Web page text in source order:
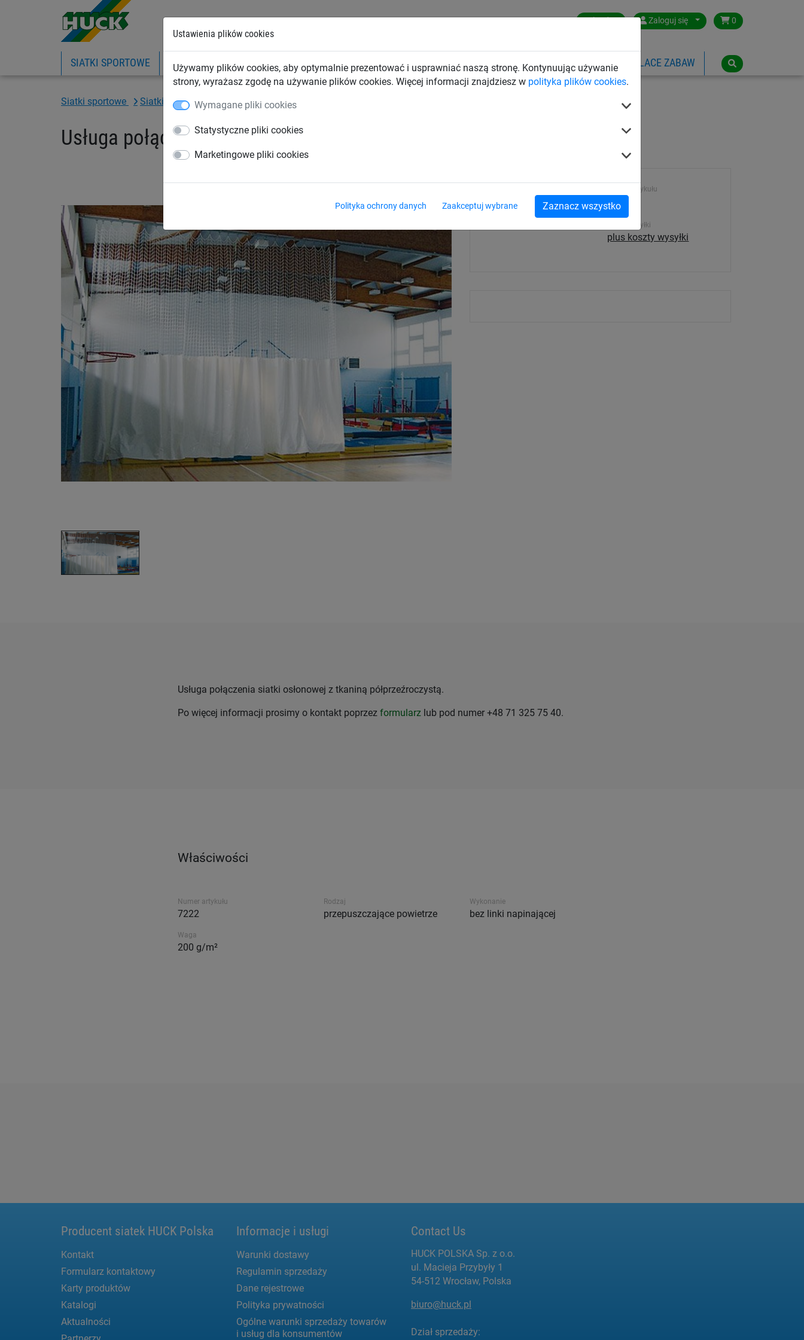
Ustawienia plików cookies
Używamy plików cookies, aby optymalnie prezentować i usprawniać naszą stronę. Kontynuując używanie
strony, wyrażasz zgodę na używanie plików cookies. Więcej informacji znajdziesz w polityka plików cookies.
Wymagane pliki cookies
Statystyczne pliki cookies
Marketingowe pliki cookies
Polityka ochrony danych Zaakceptuj wybrane Zaznacz wszystko
Poland Zaloguj się 0
SIATKI SPORTOWE PIŁKOCHWYTY SIATKI PRZEMYSŁOWE SIATKI BUDOWLANE SIATKI TRANSPORTOWE LINOWE PLACE ZABAW
Siatki sportowe Siatki osłonowe i grodzące Kotary grodzące na sale gimnastyczne
Usługa połączenia siatki osłonowej z tkaniną półprzeźroczystą.
200 g/m²
Numer artykułu
7222
Koszt wysyłki
plus koszty wysyłki
Usługa połączenia siatki osłonowej z tkaniną półprzeźroczystą.
Po więcej informacji prosimy o kontakt poprzez formularz lub pod numer +48 71 325 75 40.
Właściwości
Numer artykułu
7222
Rodzaj
przepuszczające powietrze
Wykonanie
bez linki napinającej
Waga
200 g/m²
Producent siatek HUCK Polska
Kontakt
Formularz kontaktowy
Karty produktów
Katalogi
Aktualności
Informacje i usługi
Warunki dostawy
Regulamin sprzedaży
Dane rejestrowe
Polityka prywatności
Ogólne warunki sprzedaży towarów
i usług dla konsumentów
Contact Us
HUCK POLSKA Sp. z o.o.
ul. Macieja Przybyły 1
54-512 Wrocław, Polska
biuro@huck.pl
Dział sprzedaży: